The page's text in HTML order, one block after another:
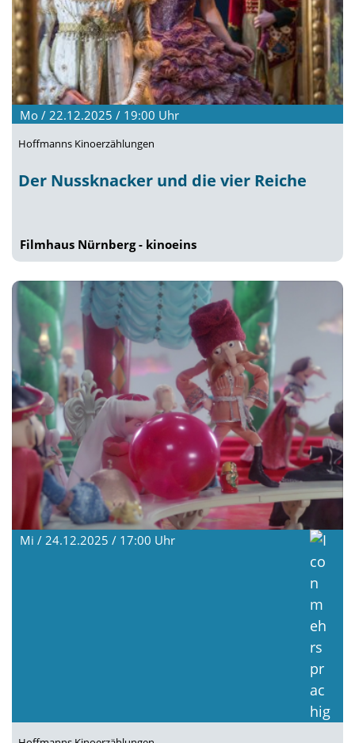
Mo / 22.12.2025 / 19:00 Uhr
Hoffmanns Kinoerzählungen
Der Nussknacker und die vier Reiche
Filmhaus Nürnberg - kinoeins
Mi / 24.12.2025 / 17:00 Uhr